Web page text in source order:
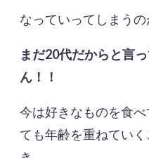
なっていってしまう
まだ20代だからと言
ん！！
今は好きなものを食
ても年齢を重ねてい